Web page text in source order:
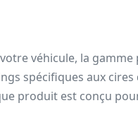
véhicule, la gamme
spécifiques aux
produit est conçu